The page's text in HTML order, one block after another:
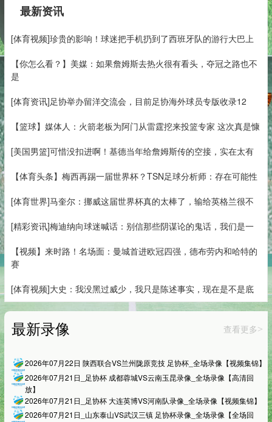
最新资讯
[体育视频]珍贵的影响！球迷把手机扔到了西班牙队的游行大巴上
【你怎么看？】美媒：如果詹姆斯去热火很有看头，夺冠之路也不
是
[体育资讯]足协举办留洋交流会，目前足协海外球员专版收录12
【篮球】媒体人：火箭老板为阿门从雷霆挖来投篮专家 这次真是慷
[美国男篮]可惜没扣进啊！基德当年给詹姆斯传的空接，实在太有
【体育头条】梅西再踢一届世界杯？TSN足球分析师：存在可能性
[体育世界]马奎尔：挪威这届世界杯真的太棒了，输给英格兰很不
[精彩资讯]梅迪纳向球迷喊话：别信那些阴谋论的鬼话，我们是一
【视频】来时路！名场面：曼城首进欧冠四强，德布劳内和哈特的
赛
[体育视频]大史：我没黑过威少，我只是陈述事实，现在是不是底
最新录像 查看更多>
2026年07月22日 陕西联合VS兰州陇原竞技 足协杯_全场录像【视频集锦】
2026年07月21日_足协杯 成都蓉城VS云南玉昆录像_全场录像【高清回
放】
2026年07月21日_足协杯 大连英博VS河南队录像_全场录像【视频集锦】
2026年07月21日_山东泰山VS武汉三镇 足协杯录像_全场录像【全场回